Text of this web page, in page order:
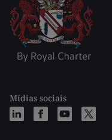
Mídias sociais